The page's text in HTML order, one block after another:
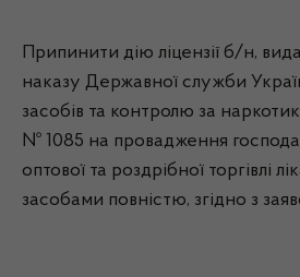
Припинити дію ліцензії б/н,
наказу Державної служби
засобів та контролю за
№ 1085 на провадження
оптової та роздрібної торгівлі
засобами повністю, згідно з